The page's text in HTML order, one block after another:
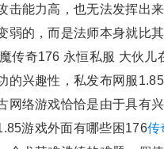
击能力高，也无法发挥出
弱的，而是法师本身就比其
传奇176 永恒私服 大伙
的兴趣性，私发布网服
网络游戏恰恰是由于具有
游戏外面有哪些困176传